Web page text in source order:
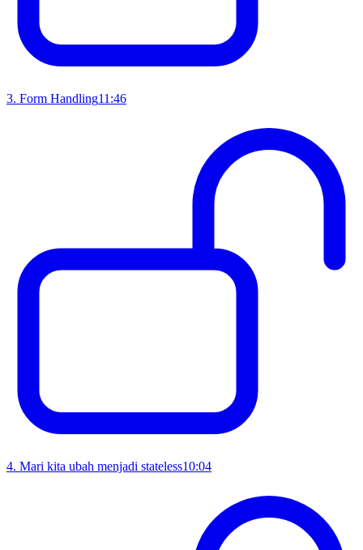
3. Form Handling11:46
4. Mari kita ubah menjadi stateless10:04